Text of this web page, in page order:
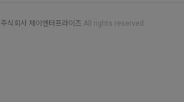
주식회사 제이엔터프라이즈 All rights reserved.